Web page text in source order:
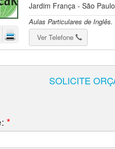
Jardim França - São Paulo
Aulas Particulares de Inglês.
Ver Telefone